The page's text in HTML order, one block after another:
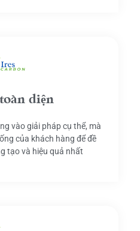
diện
vào giải pháp cụ thể, mà
của khách hàng để đề
tạo và hiệu quả nhất